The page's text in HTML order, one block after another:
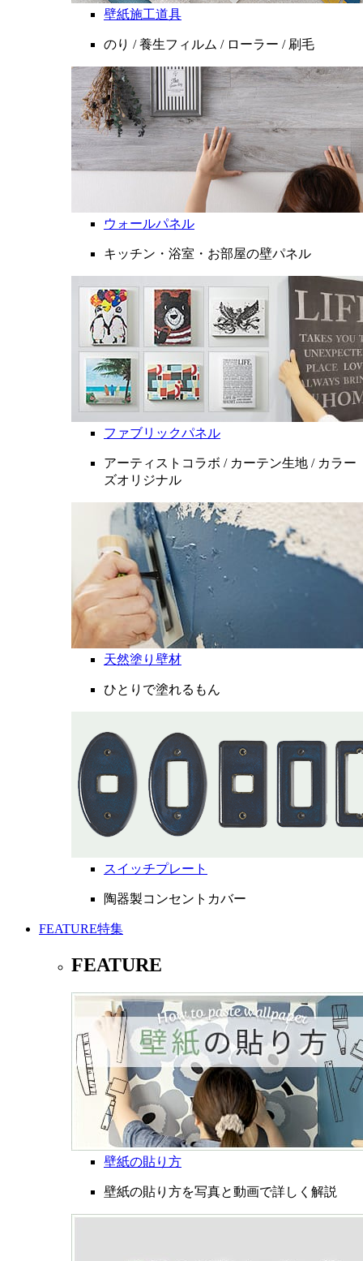
壁紙施工道具
のり / 養生フィルム / ローラー / 刷毛
ウォールパネル
キッチン・浴室・お部屋の壁パネル
ファブリックパネル
アーティストコラボ / カーテン生地 / カラー
ズオリジナル
天然塗り壁材
ひとりで塗れるもん
スイッチプレート
陶器製コンセントカバー
FEATURE特集
FEATURE
壁紙の貼り方
壁紙の貼り方を写真と動画で詳しく解説